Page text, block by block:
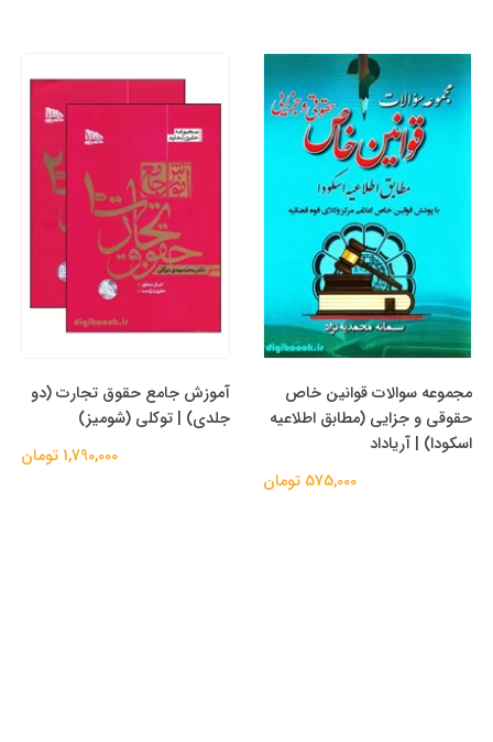
مجموعه سوالات قوانین خاص
حقوقی و جزایی (مطابق اطلاعیه
اسکودا) | آریاداد
575,000 تومان
آموزش جامع حقوق تجارت (دو
جلدی) | توکلی (شومیز)
1,790,000 تومان